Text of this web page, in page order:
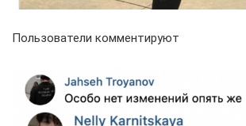
Пользователи комментируют